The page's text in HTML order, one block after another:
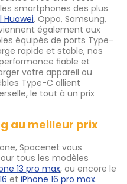
smartphones des plus
Huawei, Oppo, Samsung,
également aux
équipés de ports Type-
rapide et stable, nos
fiable et
votre appareil ou
Type-C allient
le tout à un prix
au meilleur prix
Spacenet vous
tous les modèles
13 pro max, ou encore le
et iPhone 16 pro max.